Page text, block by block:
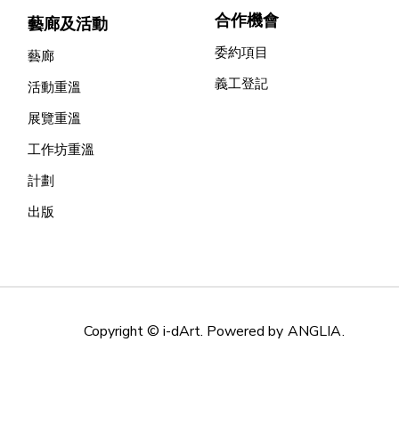
藝廊及活動
藝廊
活動重溫
展覽重溫
工作坊重溫
計劃
出版
合作機會
委約項目
義工登記
Copyright © i-dArt. Powered by ANGLIA.